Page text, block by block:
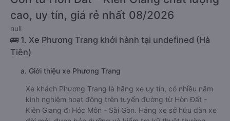
cao, uy tín, giá rẻ nhất 08/2026
null
🚌 1. Xe Phương Trang khởi hành tại undefined (Hà
Tiên)
a. Giới thiệu xe Phương Trang
Xe khách Phương Trang là hãng xe uy tín, có nhiều năm
kinh nghiệm hoạt động trên tuyến đường từ Hòn Đất -
Kiên Giang đi Hóc Môn - Sài Gòn. Hãng xe sở hữu dàn xe